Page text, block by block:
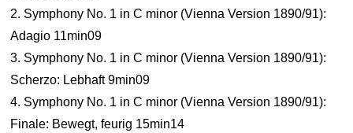
2. Symphony No. 1 in C minor (Vienna Version 1890/91):
Adagio 11min09
3. Symphony No. 1 in C minor (Vienna Version 1890/91):
Scherzo: Lebhaft 9min09
4. Symphony No. 1 in C minor (Vienna Version 1890/91):
Finale: Bewegt, feurig 15min14